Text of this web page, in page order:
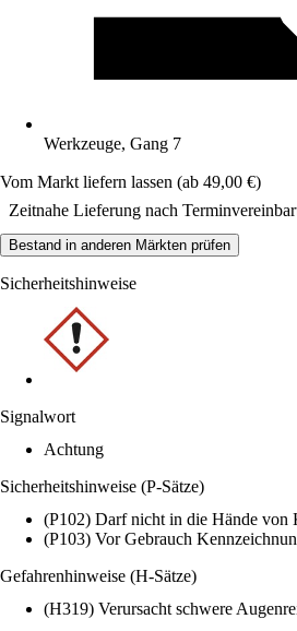
Werkzeuge, Gang 7
Vom Markt liefern lassen (ab 49,00 €)
Zeitnahe Lieferung nach
Bestand in anderen Märkten prüfen
Sicherheitshinweise
Signalwort
Achtung
Sicherheitshinweise (P-Sätze)
(P102) Darf nicht in die Hände von
(P103) Vor Gebrauch
Gefahrenhinweise (H-Sätze)
(H319) Verursacht schwere